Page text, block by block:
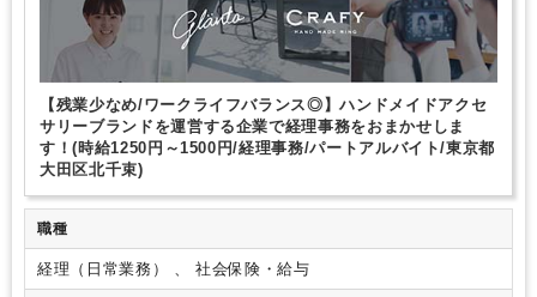
【残業少なめ/ワークライフバランス◎】ハンドメイドアクセ
サリーブランドを運営する企業で経理事務をおまかせしま
す！(時給1250円～1500円/経理事務/パートアルバイト/東京都
大田区北千束)
職種
経理（日常業務） 、 社会保険・給与